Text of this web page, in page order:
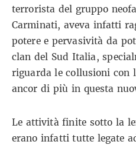
terrorista del gruppo
Carminati, aveva infatti
potere e pervasività da
clan del Sud Italia,
riguarda le collusioni con
ancor di più in questa
Le attività finite sotto la
erano infatti tutte legate